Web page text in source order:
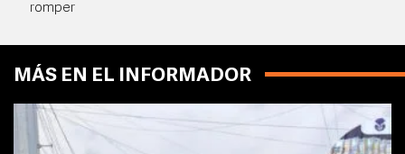
romper
MÁS EN EL INFORMADOR